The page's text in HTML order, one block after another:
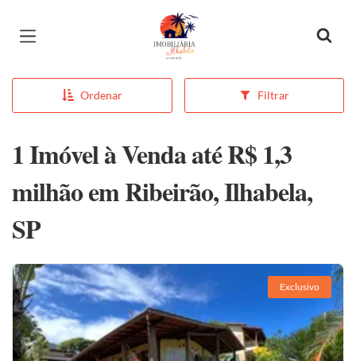
Página inicial
Ordenar Filtrar
1 Imóvel à Venda até R$ 1,3
milhão em Ribeirão, Ilhabela,
SP
Exclusivo